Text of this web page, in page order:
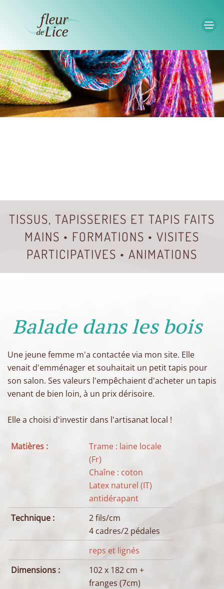
Accéder au contenu principal
TISSUS, TAPISSERIES ET TAPIS FAITS
MAINS • FORMATIONS • VISITES
PARTICIPATIVES • ANIMATIONS
Balade dans les bois
Une jeune femme m'a contactée via mon site. Elle
venait d'emménager et souhaitait un petit tapis pour
son salon. Ses valeurs l'empêchaient d'acheter un tapis
venant de bien loin, à un prix dérisoire.
Elle a choisi d'investir dans l'artisanat local !
Matières :
Trame : laine locale
(Fr)
Chaîne : coton
Latex naturel (IT)
antidérapant
Technique :
2 fils/cm
4 cadres/2 pédales
reps et lignés
Dimensions :
102 x 182 cm +
franges (7cm)